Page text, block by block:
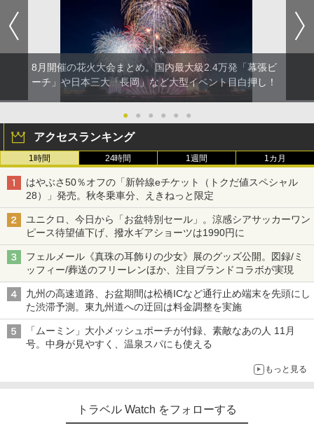
8月開催の花火大会まとめ。国内最大級2.4万発「幕張ビ
ーチ」や日本三大「長岡」など大型イベント目白押し！
● ● ● ● ● ●
アクセスランキング
1時間 24時間 1週間 1カ月
はやぶさ50％オフの「新幹線eチケット（トクだ値スペシャル
28）」発売。秋冬乗車分、えきねっと限定
ユニクロ、今日から「お盆特別セール」。涼感シアサッカーワン
ピース待望値下げ、撥水ギアショーツは1990円に
フェルメール《真珠の耳飾りの少女》展のグッズ公開。図録/ミ
ッフィー/葬送のフリーレンほか、注目ブランドコラボが実現
九州の高速道路、お盆期間は松橋ICなど通行止め端末を先頭にし
た渋滞予測。東九州道への迂回は料金調整を実施
「ムーミン」大小メッシュポーチが付録、素敵なあの人 11月
号。中身が見やすく、温泉スパにも使える
もっと見る
トラベル Watch をフォローする